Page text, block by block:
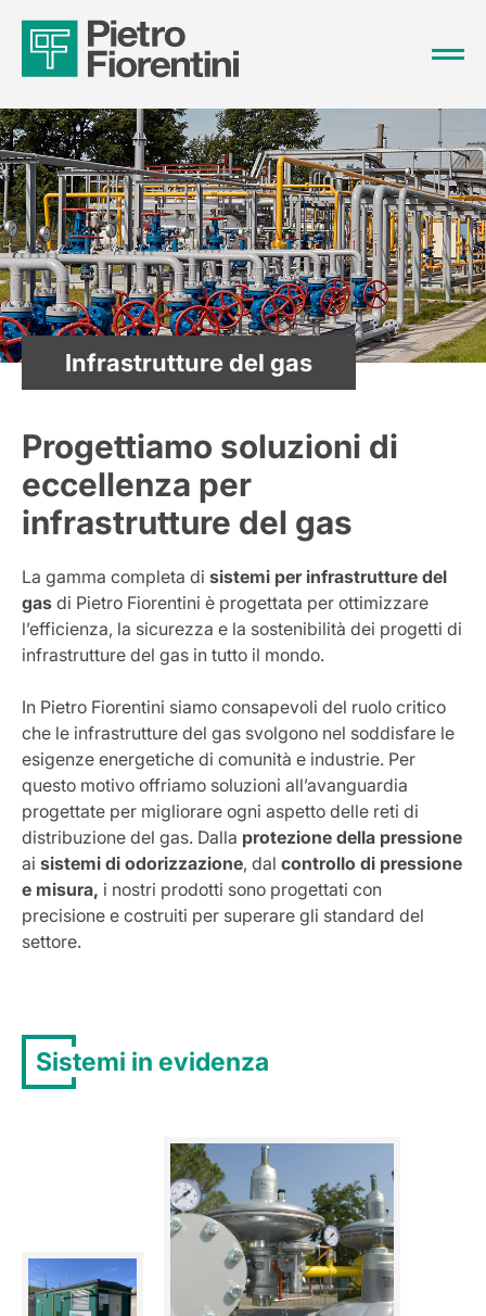
Infrastrutture del gas
Progettiamo soluzioni di
eccellenza per
infrastrutture del gas
La gamma completa di sistemi per infrastrutture del
gas di Pietro Fiorentini è progettata per ottimizzare
l’efficienza, la sicurezza e la sostenibilità dei progetti di
infrastrutture del gas in tutto il mondo.
In Pietro Fiorentini siamo consapevoli del ruolo critico
che le infrastrutture del gas svolgono nel soddisfare le
esigenze energetiche di comunità e industrie. Per
questo motivo offriamo soluzioni all’avanguardia
progettate per migliorare ogni aspetto delle reti di
distribuzione del gas. Dalla protezione della pressione
ai sistemi di odorizzazione, dal controllo di pressione
e misura, i nostri prodotti sono progettati con
precisione e costruiti per superare gli standard del
settore.
Sistemi in evidenza